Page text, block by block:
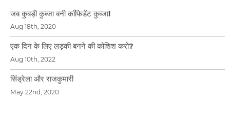
जब कुबड़ी कुब्जा बनी कॉंफिडेंट कुब्जा!
Aug 18th, 2020
एक दिन के लिए लड़की बनने की कोशिश करो?
Aug 10th, 2022
सिंड्रेला और राजकुमारी
May 22nd, 2020